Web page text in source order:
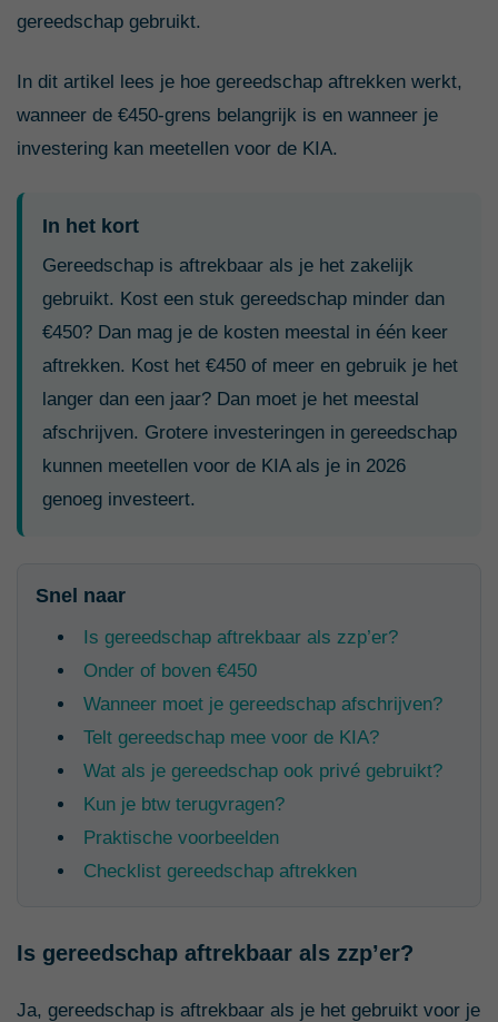
gereedschap gebruikt.
In dit artikel lees je hoe gereedschap aftrekken werkt,
wanneer de €450-grens belangrijk is en wanneer je
investering kan meetellen voor de KIA.
In het kort
Gereedschap is aftrekbaar als je het zakelijk
gebruikt. Kost een stuk gereedschap minder dan
€450? Dan mag je de kosten meestal in één keer
aftrekken. Kost het €450 of meer en gebruik je het
langer dan een jaar? Dan moet je het meestal
afschrijven. Grotere investeringen in gereedschap
kunnen meetellen voor de KIA als je in 2026
genoeg investeert.
Snel naar
Is gereedschap aftrekbaar als zzp’er?
Onder of boven €450
Wanneer moet je gereedschap afschrijven?
Telt gereedschap mee voor de KIA?
Wat als je gereedschap ook privé gebruikt?
Kun je btw terugvragen?
Praktische voorbeelden
Checklist gereedschap aftrekken
Is gereedschap aftrekbaar als zzp’er?
Ja, gereedschap is aftrekbaar als je het gebruikt voor je